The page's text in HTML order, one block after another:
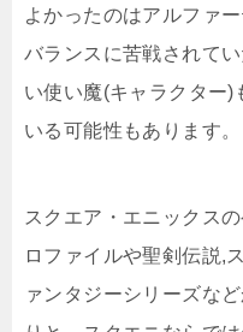
よかったのはアルファ
バランスに苦戦されて
い使い魔(キャラクター)
いる可能性もあります。
スクエア・エニックス
ロファイルや聖剣伝説,
ァンタジーシリーズな